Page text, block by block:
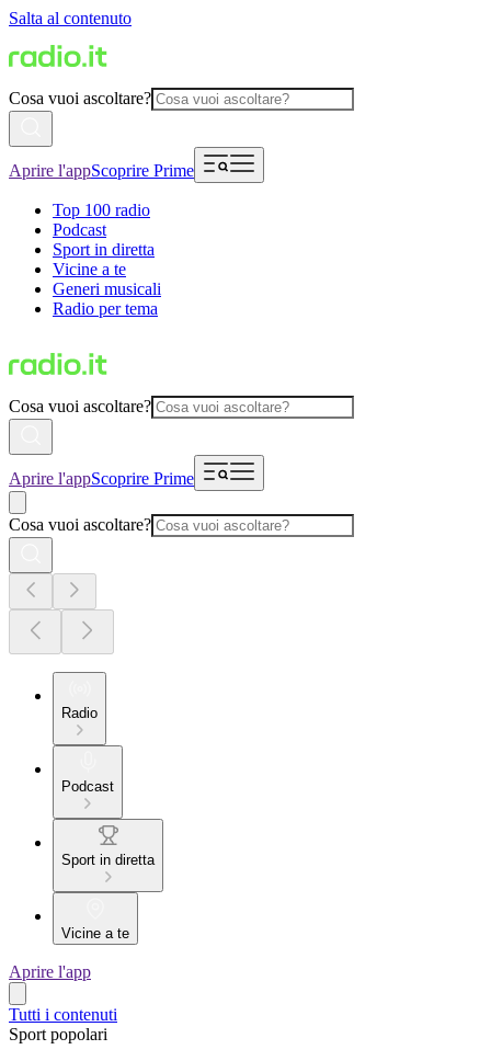
Salta al contenuto
Cosa vuoi ascoltare?
Aprire l'appScoprire Prime
Top 100 radio
Podcast
Sport in diretta
Vicine a te
Generi musicali
Radio per tema
Cosa vuoi ascoltare?
Aprire l'appScoprire Prime
Cosa vuoi ascoltare?
Radio
Podcast
Sport in diretta
Vicine a te
Aprire l'app
Tutti i contenuti
Sport popolari